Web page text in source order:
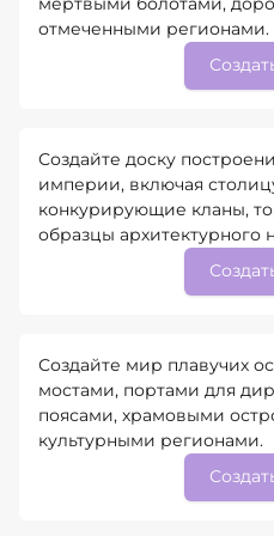
отмеченными регионами.
Создайте доску
империи, включая
конкурирующие кланы,
образцы архитектурного
Создайте мир плавучих
мостами, портами для
поясами, храмовыми
культурными регионами.